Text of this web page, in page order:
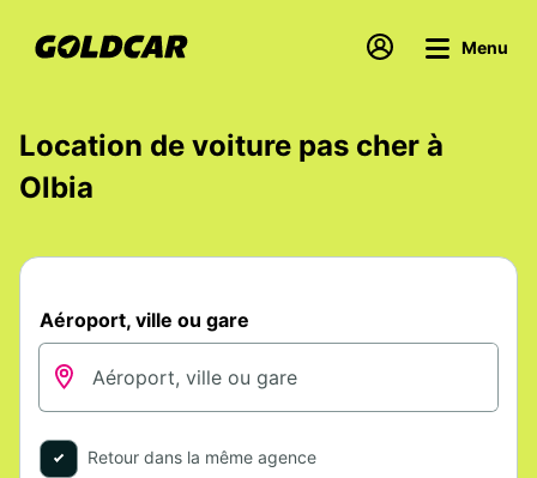
Menu
Location de voiture pas cher à
Olbia
Aéroport, ville ou gare
Retour dans la même agence